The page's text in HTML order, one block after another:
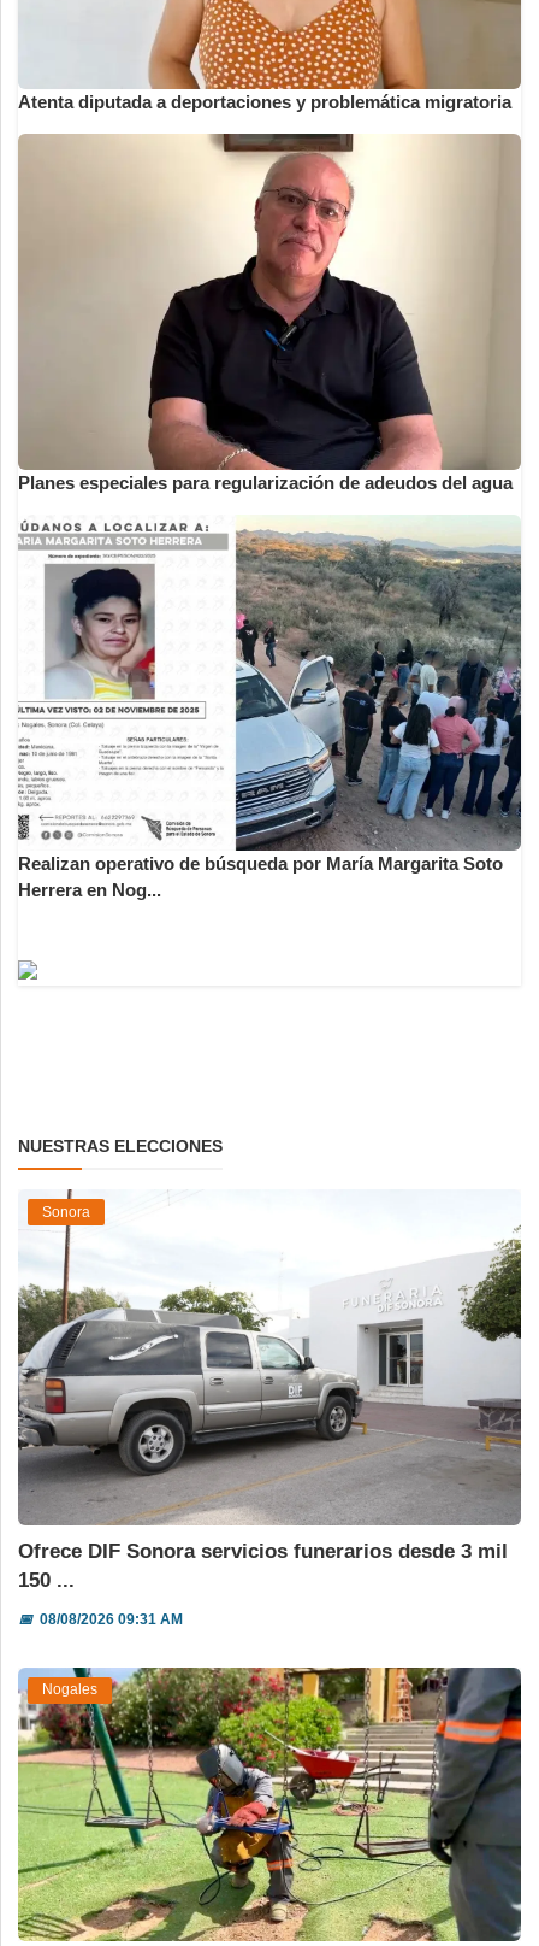
Atenta diputada a deportaciones y problemática migratoria
Planes especiales para regularización de adeudos del agua
Realizan operativo de búsqueda por María Margarita Soto
Herrera en Nog...
NUESTRAS ELECCIONES
Sonora
Ofrece DIF Sonora servicios funerarios desde 3 mil
150 ...
📅08/08/2026 09:31 AM
Nogales